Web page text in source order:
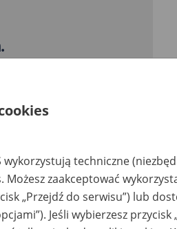
wykorzystują techniczne
Możesz zaakceptować
„Przejdź do serwisu”) lub
Jeśli wybierzesz